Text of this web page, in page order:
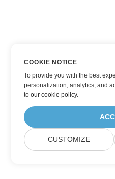
COOKIE NOTICE
To provide you with the best
personalization, analytics, and
toour cookie policy.
CUSTOMIZE